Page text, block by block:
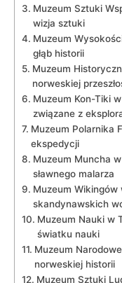
Muzeum ⁤Sztuki
wizja⁤ sztuki
Muzeum
głąb ⁣historii
Muzeum
norweskiej
Muzeum Kon-Tiki
związane z
Muzeum⁤ Polarnika
ekspedycji
Muzeum Muncha
sławnego malarza
Muzeum Wikingów
skandynawskich
Muzeum ‍Nauki w⁢
światku ​nauki
Muzeum
norweskiej historii
Muzeum⁣ Sztuki